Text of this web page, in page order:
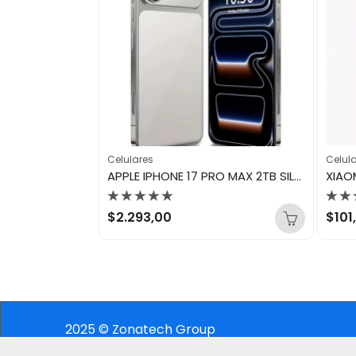
Celulares
APPLE IPHONE 17 PRO MAX 2TB SILVER
Valorado
con
$2.293,00 con
$
2025 © Zonatech Group